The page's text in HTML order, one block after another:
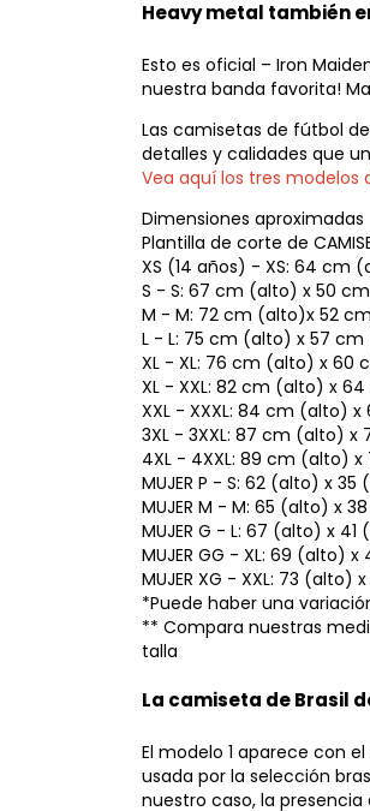
Heavy metal también
Esto es oficial – Iron
nuestra banda favorita!
Las camisetas de fútbol
detalles y calidades que
Vea aquí los tres modelos
Dimensiones aproximadas
Plantilla de corte de
XS (14 años) - XS: 64 cm
S - S: 67 cm (alto) x 50
M - M: 72 cm (alto)x 52
L - L: 75 cm (alto) x 57
XL - XL: 76 cm (alto) x 60
XL - XXL: 82 cm (alto) x
XXL - XXXL: 84 cm (alto)
3XL - 3XXL: 87 cm (alto)
4XL - 4XXL: 89 cm (alto)
MUJER P - S: 62 (alto) x 35
MUJER M - M: 65 (alto) x
MUJER G - L: 67 (alto) x 41
MUJER GG - XL: 69 (alto)
MUJER XG - XXL: 73 (alto)
*Puede haber una
** Compara nuestras
talla
La camiseta de Brasil
El modelo 1 aparece con
usada por la selección
nuestro caso, la